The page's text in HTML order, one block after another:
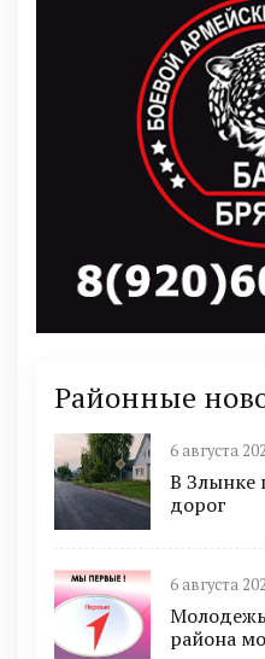
Районные
6 августа
В Злынке
дорог
6 августа
района